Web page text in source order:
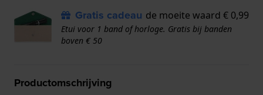
Gratis cadeau de moeite waard € 0,99
Etui voor 1 band of horloge. Gratis bij banden
boven € 50
Productomschrijving